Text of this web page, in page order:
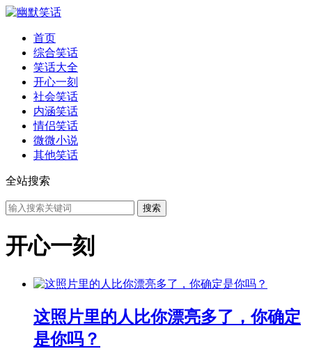
首页
综合笑话
笑话大全
开心一刻
社会笑话
内涵笑话
情侣笑话
微微小说
其他笑话
全站搜索
开心一刻
这照片里的人比你漂亮多了，你确定
是你吗？